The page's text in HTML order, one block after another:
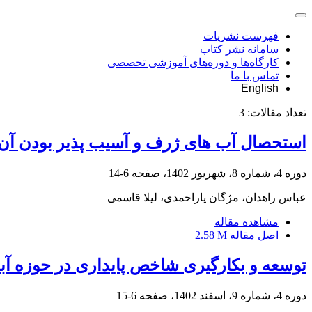
فهرست نشریات
سامانه نشر کتاب
کارگاه‌ها و دوره‌های آموزشی تخصصی
تماس با ما
English
تعداد مقالات: 3
استحصال آب های ژرف و آسیب پذیر بودن
دوره 4، شماره 8، شهریور 1402، صفحه 6-14
عباس راهدان، مژگان یاراحمدی، لیلا قاسمی
مشاهده مقاله
اصل مقاله 2.58 M
توسعه و بکارگیری شاخص پایداری در حوزه
دوره 4، شماره 9، اسفند 1402، صفحه 6-15